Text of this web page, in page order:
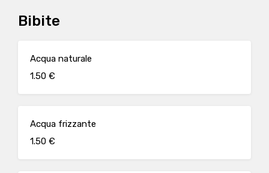
Bibite
Acqua naturale
1.50 €
Acqua frizzante
1.50 €